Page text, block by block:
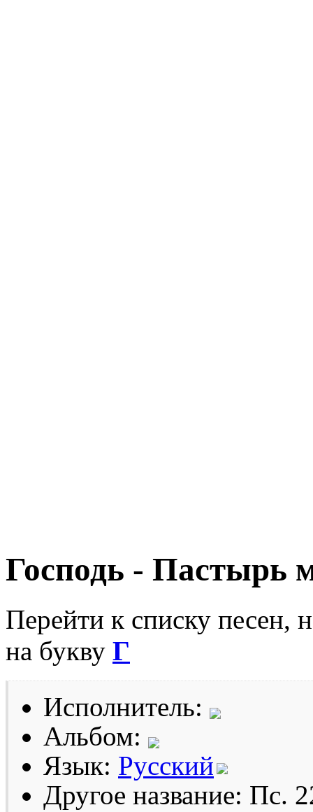
Господь - Пастырь
Перейти к списку песен,
на букву Г
Исполнитель:
Альбом:
Язык: Русский
Другое название: Пс.